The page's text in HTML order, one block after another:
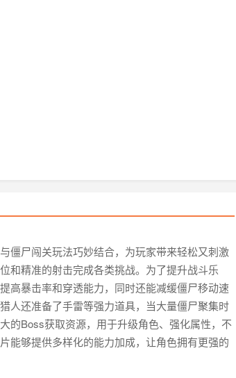
僵尸闯关玩法巧妙结合，为玩家带来轻松又刺激
和精准的射击完成各类挑战。为了提升战斗乐
高暴击率和穿透能力，同时还能减缓僵尸移动速
人还准备了手雷等强力道具，当大量僵尸聚集时
的Boss获取资源，用于升级角色、强化属性，不
能够提供多样化的能力加成，让角色拥有更强的